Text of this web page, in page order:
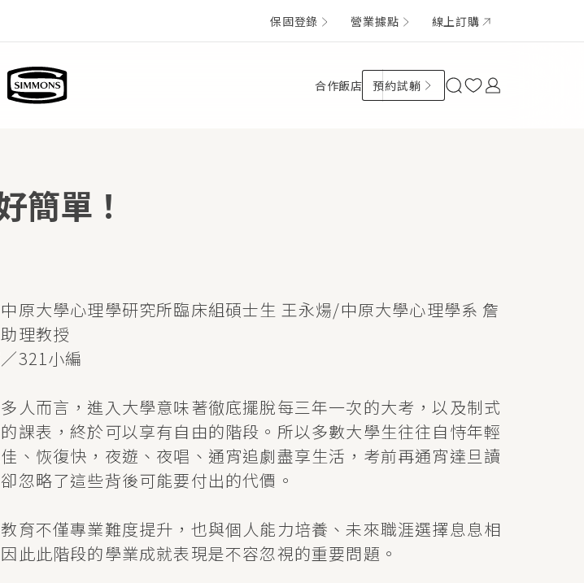
保固登錄 營業據點 線上訂購
合作飯店 預約試躺
簡單！
原大學心理學研究所臨床組碩士生 王永煬/中原大學心理學系 詹
理教授
321小編
人而言，進入大學意味著徹底擺脫每三年一次的大考，以及制式
課表，終於可以享有自由的階段。所以多數大學生往往自恃年輕
、恢復快，夜遊、夜唱、通宵追劇盡享生活，考前再通宵達旦讀
忽略了這些背後可能要付出的代價。
育不僅專業難度提升，也與個人能力培養、未來職涯選擇息息相
此此階段的學業成就表現是不容忽視的重要問題。